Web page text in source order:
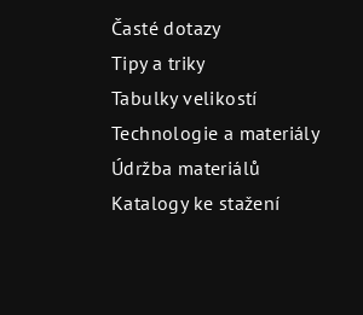
Časté dotazy
Tipy a triky
Tabulky velikostí
Technologie a materiály
Údržba materiálů
Katalogy ke stažení